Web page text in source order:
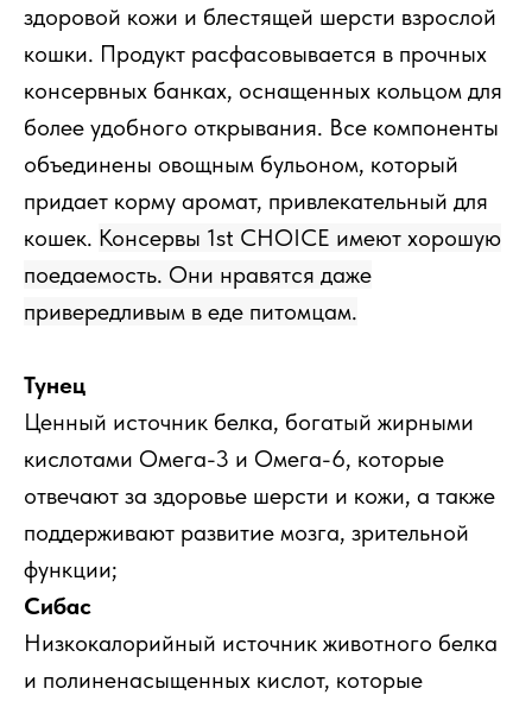
здоровой кожи и блестящей шерсти взрослой
кошки. Продукт расфасовывается в прочных
консервных банках, оснащенных кольцом для
более удобного открывания. Все компоненты
объединены овощным бульоном, который
придает корму аромат, привлекательный для
кошек. Консервы 1st CHOICE имеют хорошую
поедаемость. Они нравятся даже
привередливым в еде питомцам.
Тунец
Ценный источник белка, богатый жирными
кислотами Омега-3 и Омега-6, которые
отвечают за здоровье шерсти и кожи, а также
поддерживают развитие мозга, зрительной
функции;
Сибас
Низкокалорийный источник животного белка
и полиненасыщенных кислот, которые
Content Oriented Web
Make great presentations, longreads, and landing pages, as well as photo